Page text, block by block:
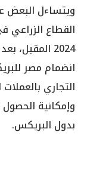
ويتساءل البعض
القطاع الزراعي
2024
انضمام مصر
التجاري
وإمكانية
بدول البريكس.